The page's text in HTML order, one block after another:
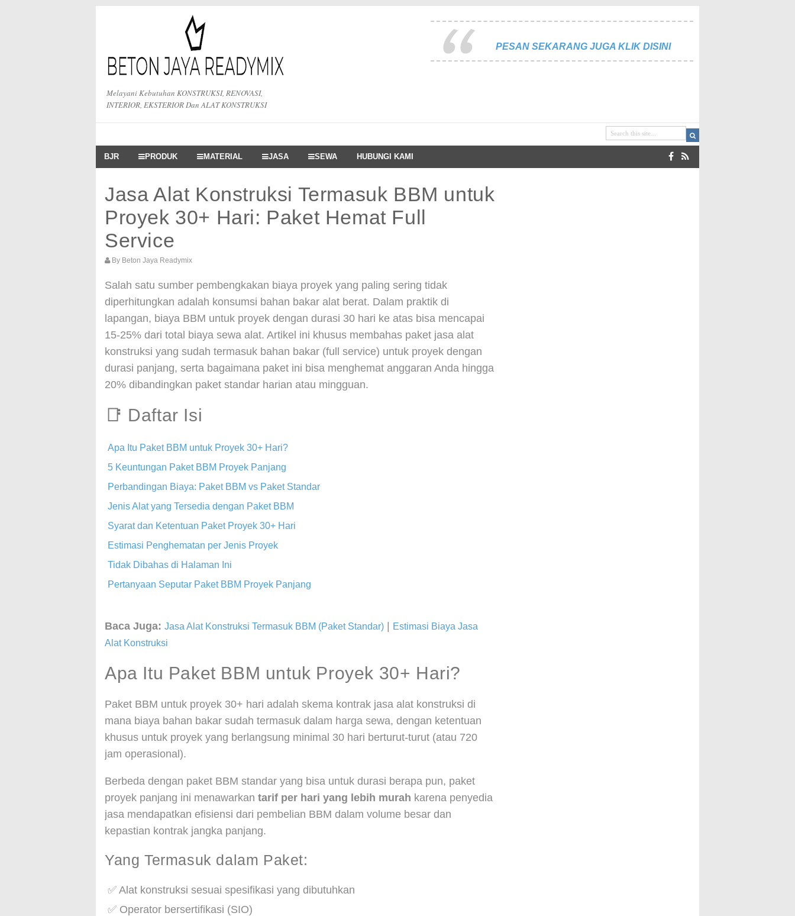
Melayani Kebutuhan KONSTRUKSI, RENOVASI,
INTERIOR, EKSTERIOR Dan ALAT KONSTRUKSI
PESAN SEKARANG JUGA KLIK DISINI
BJR PRODUK MATERIAL JASA SEWA HUBUNGI KAMI
Jasa Alat Konstruksi Termasuk BBM untuk
Proyek 30+ Hari: Paket Hemat Full
Service
By Beton Jaya Readymix
Salah satu sumber pembengkakan biaya proyek yang paling sering tidak
diperhitungkan adalah konsumsi bahan bakar alat berat. Dalam praktik di
lapangan, biaya BBM untuk proyek dengan durasi 30 hari ke atas bisa mencapai
15-25% dari total biaya sewa alat. Artikel ini khusus membahas paket jasa alat
konstruksi yang sudah termasuk bahan bakar (full service) untuk proyek dengan
durasi panjang, serta bagaimana paket ini bisa menghemat anggaran Anda hingga
20% dibandingkan paket standar harian atau mingguan.
📑 Daftar Isi
Apa Itu Paket BBM untuk Proyek 30+ Hari?
5 Keuntungan Paket BBM Proyek Panjang
Perbandingan Biaya: Paket BBM vs Paket Standar
Jenis Alat yang Tersedia dengan Paket BBM
Syarat dan Ketentuan Paket Proyek 30+ Hari
Estimasi Penghematan per Jenis Proyek
Tidak Dibahas di Halaman Ini
Pertanyaan Seputar Paket BBM Proyek Panjang
Baca Juga: Jasa Alat Konstruksi Termasuk BBM (Paket Standar)
Estimasi Biaya Jasa
Alat Konstruksi
Apa Itu Paket BBM untuk Proyek 30+ Hari?
Paket BBM untuk proyek 30+ hari adalah skema kontrak jasa alat konstruksi di
mana biaya bahan bakar sudah termasuk dalam harga sewa, dengan ketentuan
khusus untuk proyek yang berlangsung minimal 30 hari berturut-turut (atau 720
jam operasional).
Berbeda dengan paket BBM standar yang bisa untuk durasi berapa pun, paket
proyek panjang ini menawarkan tarif per hari yang lebih murah karena penyedia
jasa mendapatkan efisiensi dari pembelian BBM dalam volume besar dan
kepastian kontrak jangka panjang.
Yang Termasuk dalam Paket:
✅ Alat konstruksi sesuai spesifikasi yang dibutuhkan
✅ Operator bersertifikasi (SIO)